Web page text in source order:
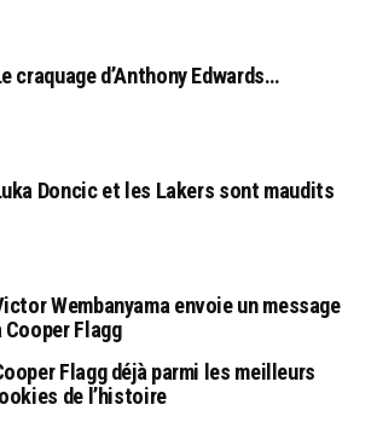
craquage d’Anthony Edwards…
Doncic et les Lakers sont maudits
Wembanyama envoie un message
Cooper Flagg
Flagg déjà parmi les meilleurs
de l’histoire